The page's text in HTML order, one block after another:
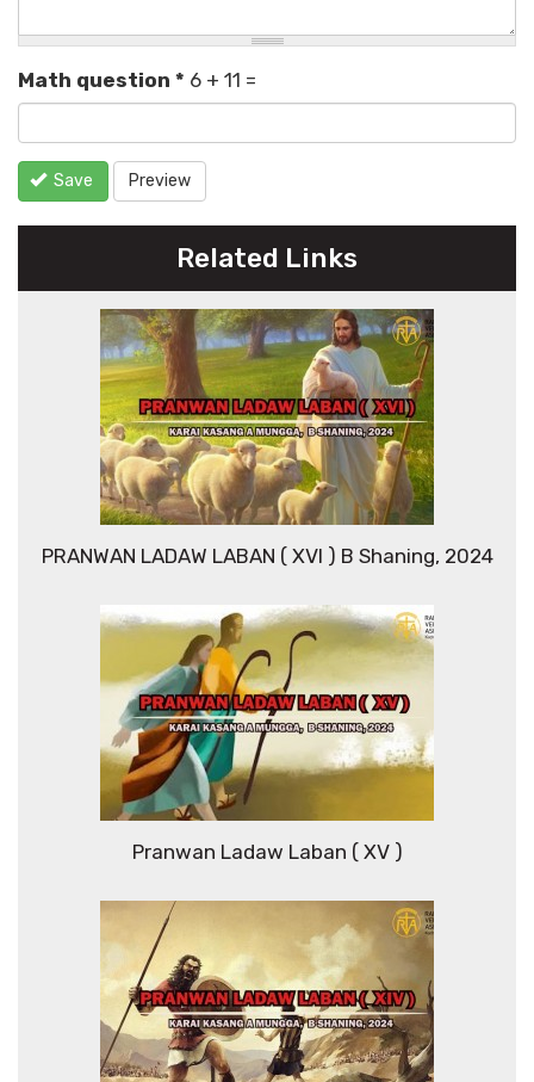
Math question * 6 + 11 =
Save Preview
Related Links
PRANWAN LADAW LABAN ( XVI ) B Shaning, 2024
Pranwan Ladaw Laban ( XV )